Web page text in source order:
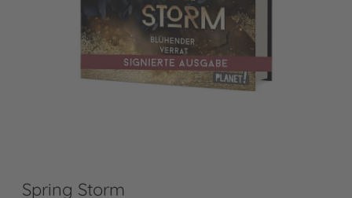
Spring Storm